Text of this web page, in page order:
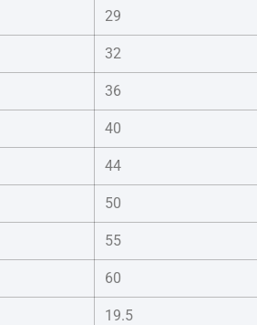
29
32
36
40
44
50
55
60
19.5